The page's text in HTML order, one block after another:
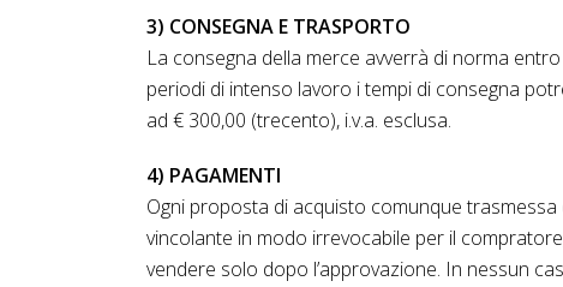
3) CONSEGNA E TRASPORTO
La consegna della merce avverrà di norma
periodi di intenso lavoro i tempi di consegna
ad € 300,00 (trecento), i.v.a. esclusa.
4) PAGAMENTI
Ogni proposta di acquisto comunque
vincolante in modo irrevocabile per il
vendere solo dopo l’approvazione. In nessun